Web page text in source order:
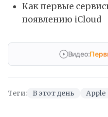
Как первые
появлению iCloud
Видео:
Теги: В этот день Apple